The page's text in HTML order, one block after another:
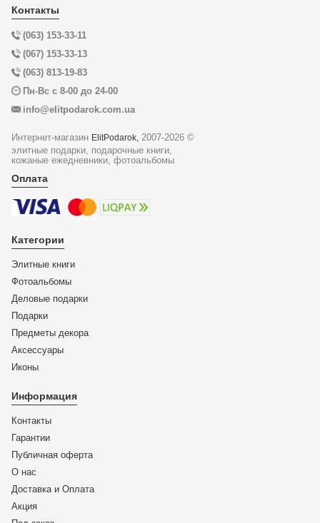
Контакты
(063) 153-33-11
(067) 153-33-13
(063) 813-19-83
Пн-Вс с 8-00 до 24-00
info@elitpodarok.com.ua
Интернет-магазин ElitPodarok,
2007-2026 ©
элитные подарки, подарочные книги,
кожаные ежедневники, фотоальбомы
Оплата
Категории
Элитные книги
Фотоальбомы
Деловые подарки
Подарки
Предметы декора
Аксессуары
Иконы
Информация
Контакты
Гарантии
Публичная оферта
О нас
Доставка и Оплата
Акция